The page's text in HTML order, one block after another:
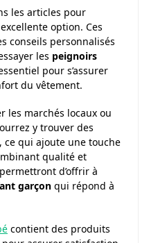
les articles pour
option. Ces
conseils personnalisés
les peignoirs
pour s’assurer
du vêtement.
les marchés locaux ou
y trouver des
ce qui ajoute une touche
qualité et
d’offrir à
garçon qui répond à
contient des produits